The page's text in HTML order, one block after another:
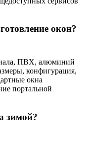
окон?
ПВХ, алюминий
конфигурация,
окна
портальной
зимой?